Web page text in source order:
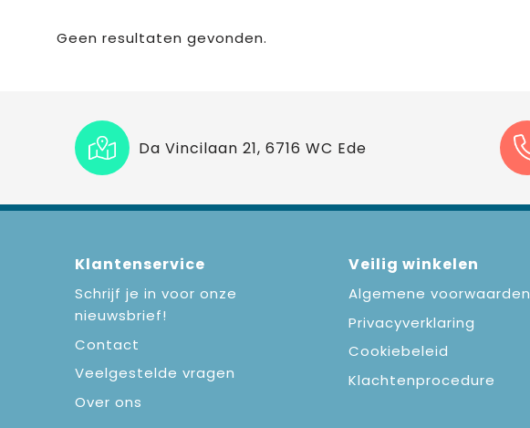
Geen resultaten gevonden.
Da Vincilaan 21, 6716 WC Ede
Klantenservice
Schrijf je in voor onze
nieuwsbrief!
Contact
Veelgestelde vragen
Over ons
Veilig winkelen
Algemene voorwaarden
Privacyverklaring
Cookiebeleid
Klachtenprocedure